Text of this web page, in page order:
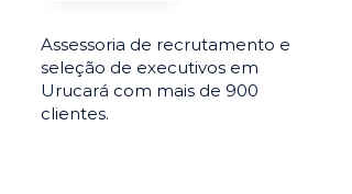
Assessoria de recrutamento e
seleção de executivos em
Urucará com mais de 900
clientes.